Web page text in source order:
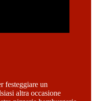
festeggiare un
altra occasione